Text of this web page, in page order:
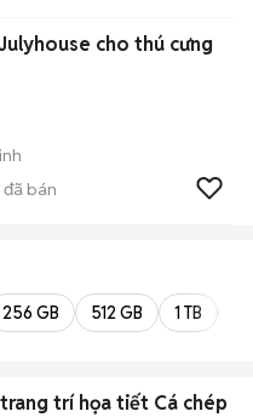
cho thú cưng
đã bán
256 GB 512 GB 1 TB
trí họa tiết Cá chép